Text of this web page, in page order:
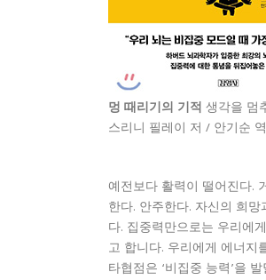
멍 때리기의 기적 생각을 멈
스리니 필레이 저 / 안기순
예전보다 활력이 떨어진다.
한다. 안주한다. 자신의 희
다. 집중력만으로는 우리에
고 합니다. 우리에게 에너
타협점은 ‘비집중 능력’을